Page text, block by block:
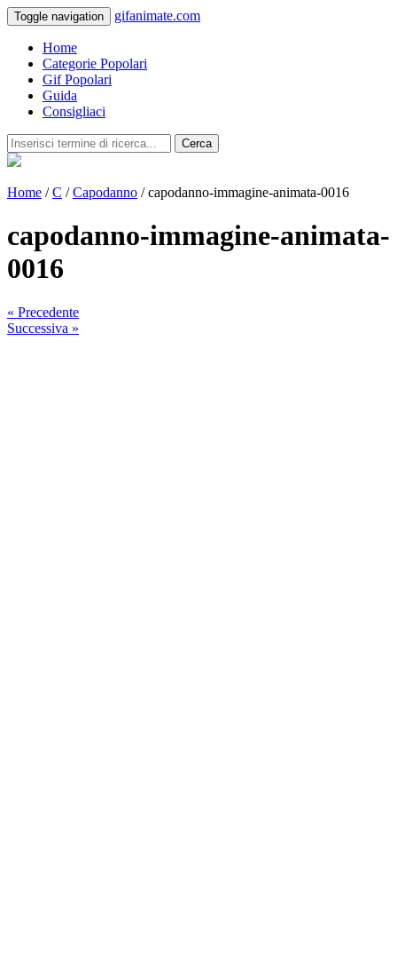
Toggle navigation gifanimate.com
Home
Categorie Popolari
Gif Popolari
Guida
Consigliaci
Cerca
Home /C /Capodanno / capodanno-immagine-animata-0016
capodanno-immagine-animata-
0016
« Precedente
Successiva »